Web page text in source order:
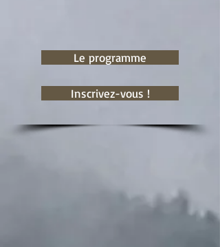
Le programme
Inscrivez-vous !